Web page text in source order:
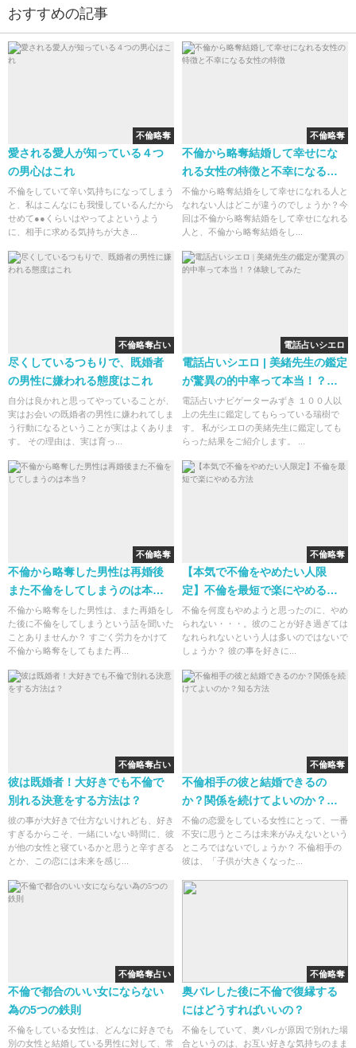
おすすめの記事
不倫略奪
愛される愛人が知っている４つ
の男心はこれ
不倫をしていて辛い気持ちになってしまう
と、私はこんなにも我慢しているんだから
せめて●●くらいはやってよというよう
に、相手に求める気持ちが大き...
不倫略奪
不倫から略奪結婚して幸せにな
れる女性の特徴と不幸になる女
性の特徴
不倫から略奪結婚をして幸せになれる人と
なれない人はどこが違うのでしょうか？今
回は不倫から略奪結婚をして幸せになれる
人と、不倫から略奪結婚をし...
不倫略奪占い
尽くしているつもりで、既婚者
の男性に嫌われる態度はこれ
自分は良かれと思ってやっていることが、
実はお会いの既婚者の男性に嫌われてしま
う行動になるということが実はよくありま
す。 その理由は、実は育っ...
電話占いシエロ
電話占いシエロ | 美緒先生の鑑定
が驚異の的中率って本当！？体
験してみた
電話占いナビゲーターみずき １００人以
上の先生に鑑定してもらっている瑞樹で
す。 私がシエロの美緒先生に鑑定しても
らった結果をご紹介します。 ...
不倫略奪
不倫から略奪した男性は再婚後
また不倫をしてしまうのは本
当？
不倫から略奪をした男性は、また再婚をし
た後に不倫をしてしまうという話を聞いた
ことありませんか？ すごく労力をかけて
不倫から略奪をしてもまた再...
不倫略奪
【本気で不倫をやめたい人限
定】不倫を最短で楽にやめる方
法
不倫を何度もやめようと思ったのに、やめ
られない・・・。彼のことが好き過ぎては
なれられないという人は多いのではないで
しょうか？ 彼の事を好きに...
不倫略奪占い
彼は既婚者！大好きでも不倫で
別れる決意をする方法は？
彼の事が大好きで仕方ないけれども、好き
すぎるからこそ、一緒にいない時間に、彼
が他の女性と寝ているかと思うと辛すぎる
とか、この恋には未来を感じ...
不倫略奪
不倫相手の彼と結婚できるの
か？関係を続けてよいのか？知
る方法
不倫の恋愛をしている女性にとって、一番
不安に思うところは未来がみえないという
ところではないでしょうか？ 不倫相手の
彼は、「子供が大きくなった...
不倫略奪占い
不倫で都合のいい女にならない
為の5つの鉄則
不倫をしている女性は、どんなに好きでも
別の女性と結婚している男性に対して、常
不倫略奪
奥バレした後に不倫で復縁する
にはどうすればいいの？
不倫をしていて、奥バレが原因で別れた場
合というのは、お互い好きな気持ちのまま